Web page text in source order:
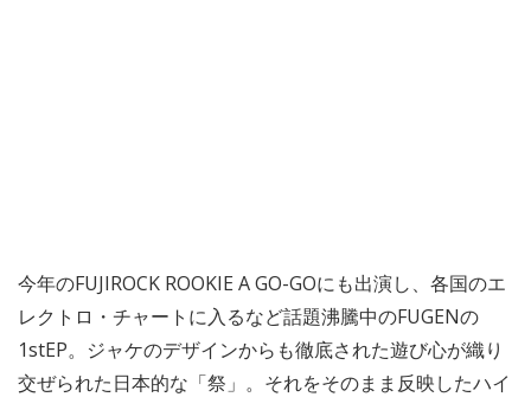
今年のFUJIROCK ROOKIE A GO-GOにも出演し、各国のエ
レクトロ・チャートに入るなど話題沸騰中のFUGENの
1stEP。ジャケのデザインからも徹底された遊び心が織り
交ぜられた日本的な「祭」。それをそのまま反映したハイ